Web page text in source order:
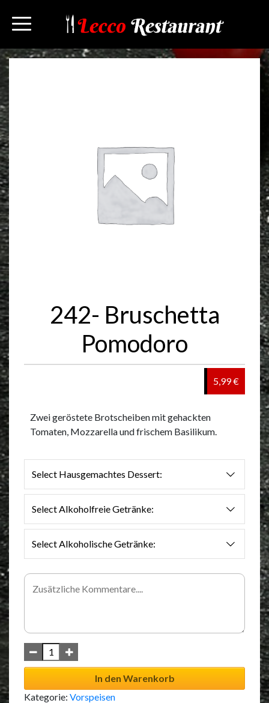
242- Bruschetta
Pomodoro
5,99 €
Zwei geröstete Brotscheiben mit gehackten
Tomaten, Mozzarella und frischem Basilikum.
Select Hausgemachtes Dessert:
Select Alkoholfreie Getränke:
Select Alkoholische Getränke:
In den Warenkorb
Kategorie: Vorspeisen